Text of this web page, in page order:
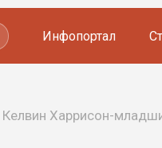
Инфопортал
Келвин Харрисон-